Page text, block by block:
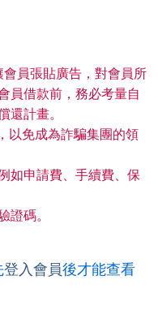
會員張貼廣告，對會員所
員借款前，務必考量自
還計畫。
以免成為詐騙集團的領
如申請費、手續費、保
證碼。
登入會員後才能查看